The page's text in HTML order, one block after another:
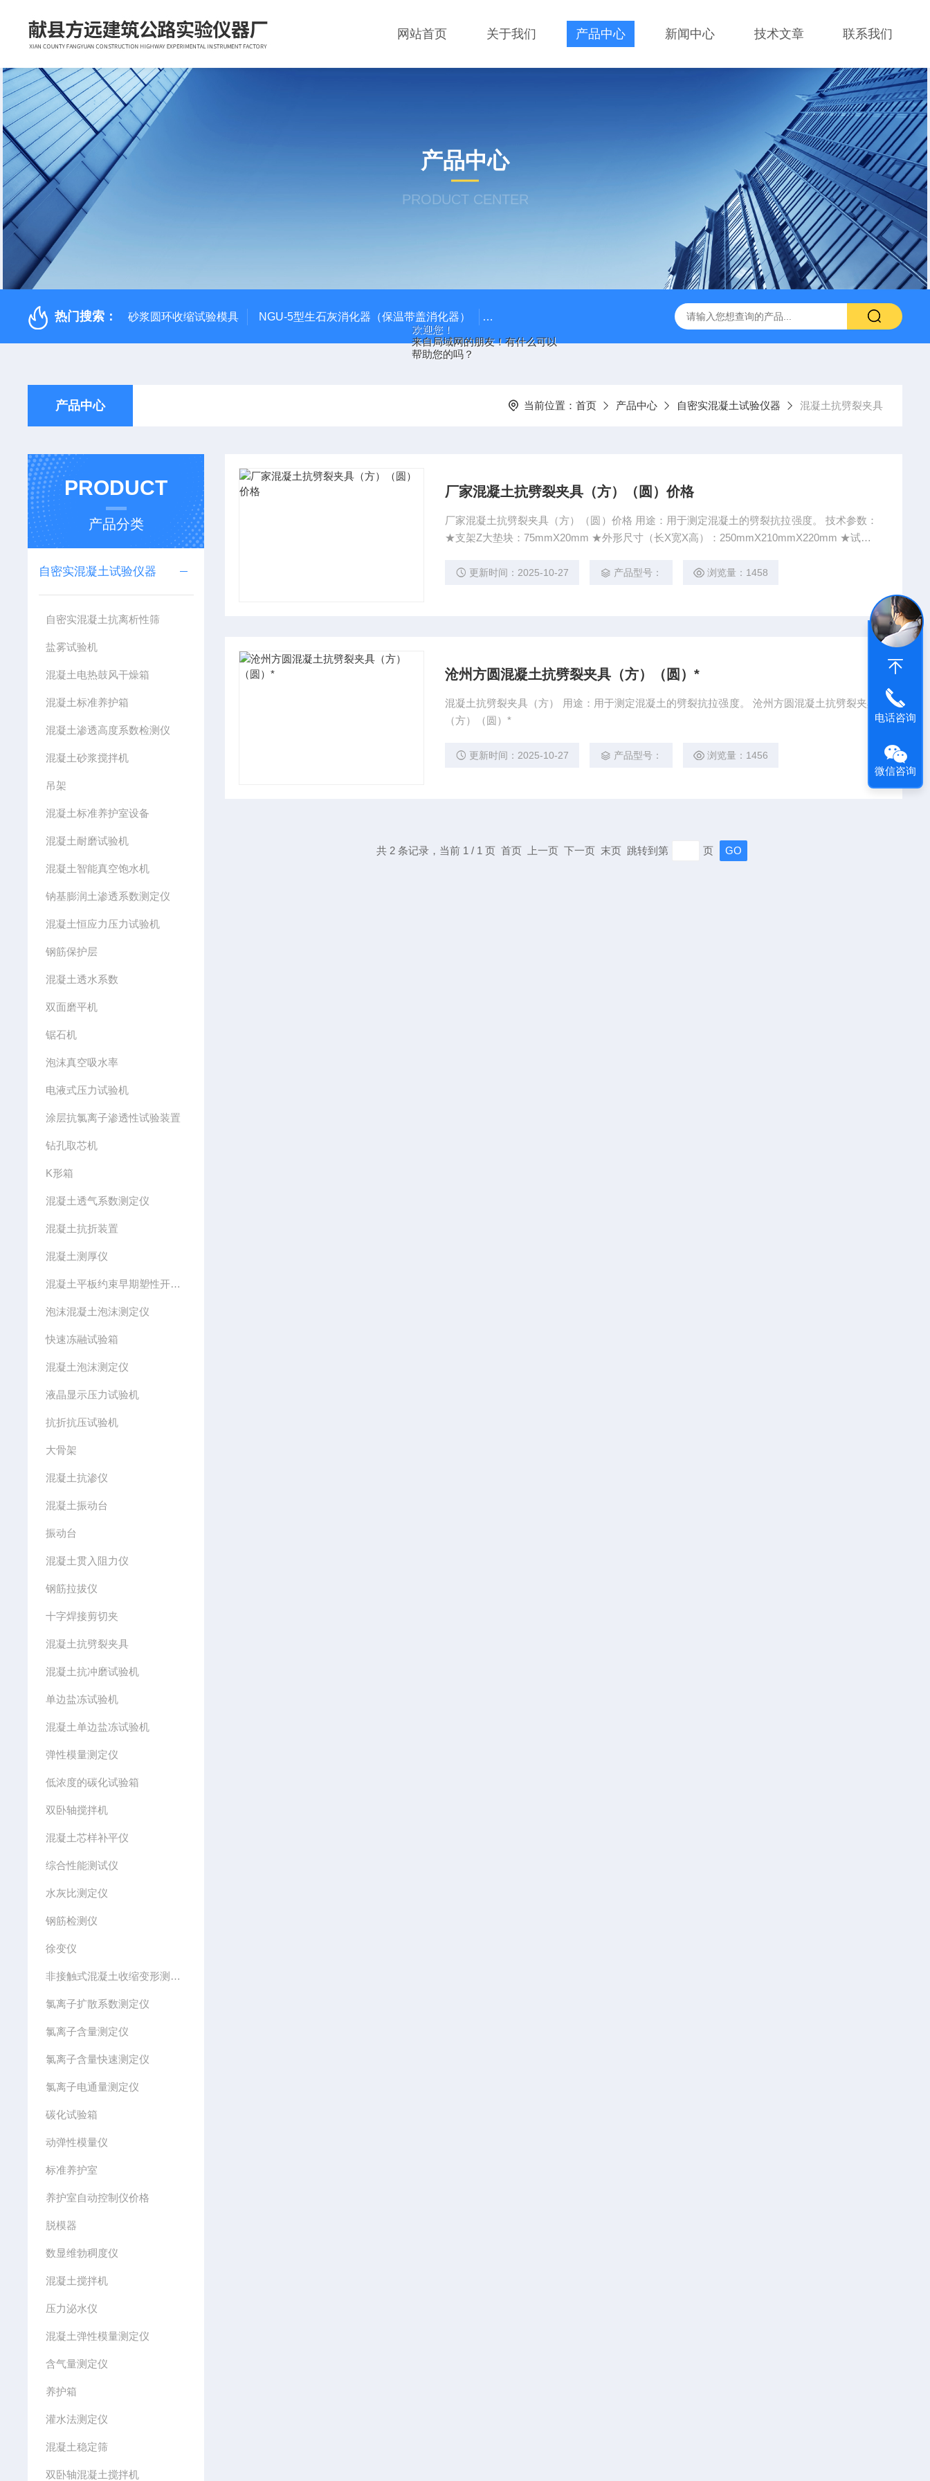
欢迎您！
来自局域网的朋友！有什么可以
帮助您的吗？
网站首页 关于我们 产品中心 新闻中心 技术文章 联系我们
产品中心
PRODUCT CENTER
热门搜索： 砂浆圆环收缩试验模具 NGU-5型生石灰消化器（保温带盖消化器） *GB/T 50080-2016标准普通混凝土泌水率试验容量筒试验方法 生石灰浆渣测定仪
产品中心 当前位置： 首页 产品中心 自密实混凝土试验仪器 混凝土抗劈裂夹具
PRODUCT
产品分类
自密实混凝土试验仪器
自密实混凝土抗离析性筛
盐雾试验机
混凝土电热鼓风干燥箱
混凝土标准养护箱
混凝土渗透高度系数检测仪
混凝土砂浆搅拌机
吊架
混凝土标准养护室设备
混凝土耐磨试验机
混凝土智能真空饱水机
钠基膨润土渗透系数测定仪
混凝土恒应力压力试验机
钢筋保护层
混凝土透水系数
双面磨平机
锯石机
泡沫真空吸水率
电液式压力试验机
涂层抗氯离子渗透性试验装置
钻孔取芯机
K形箱
混凝土透气系数测定仪
混凝土抗折装置
混凝土测厚仪
混凝土平板约束早期塑性开裂模具
泡沫混凝土泡沫测定仪
快速冻融试验箱
混凝土泡沫测定仪
液晶显示压力试验机
抗折抗压试验机
大骨架
混凝土抗渗仪
混凝土振动台
振动台
混凝土贯入阻力仪
钢筋拉拔仪
十字焊接剪切夹
混凝土抗劈裂夹具
混凝土抗冲磨试验机
单边盐冻试验机
混凝土单边盐冻试验机
弹性模量测定仪
低浓度的碳化试验箱
双卧轴搅拌机
混凝土芯样补平仪
综合性能测试仪
水灰比测定仪
钢筋检测仪
徐变仪
非接触式混凝土收缩变形测定仪
氯离子扩散系数测定仪
氯离子含量测定仪
氯离子含量快速测定仪
氯离子电通量测定仪
碳化试验箱
动弹性模量仪
标准养护室
养护室自动控制仪价格
脱模器
数显维勃稠度仪
混凝土搅拌机
压力泌水仪
混凝土弹性模量测定仪
含气量测定仪
养护箱
灌水法测定仪
混凝土稳定筛
双卧轴混凝土搅拌机
厂家混凝土抗劈裂夹具（方）（圆）价格
厂家混凝土抗劈裂夹具（方）（圆）价格 用途：用于测定混凝土的劈裂抗拉强度。 技术参数：
★支架Z大垫块：75mmX20mm ★外形尺寸（长X宽X高）：250mmX210mmX220mm ★试件尺
更新时间：2025-10-27 产品型号： 浏览量：1458
沧州方圆混凝土抗劈裂夹具（方）（圆）*
混凝土抗劈裂夹具（方） 用途：用于测定混凝土的劈裂抗拉强度。 沧州方圆混凝土抗劈裂夹具
（方）（圆）*
更新时间：2025-10-27 产品型号： 浏览量：1456
共 2 条记录，当前 1 / 1 页 首页 上一页 下一页 末页 跳转到第 页
电话咨询
微信咨询